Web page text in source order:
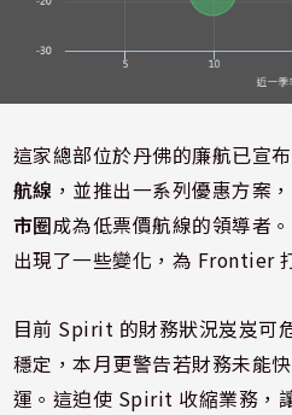
這家總部位於丹佛的廉航已宣
航線 ，並推出一系列優惠方案
市圈成為低票價航線的領導者
出現了一些變化，為 Frontier
目前 Spirit 的財務狀況岌岌可
穩定，本月更警告若財務未能
運。這迫使 Spirit 收縮業務，